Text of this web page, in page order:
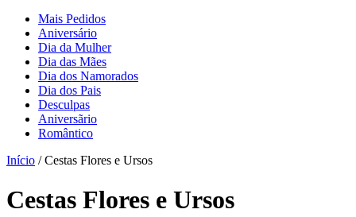
Mais Pedidos
Aniversário
Dia da Mulher
Dia das Mães
Dia dos Namorados
Dia dos Pais
Desculpas
Aniversãrio
Romântico
Início / Cestas Flores e Ursos
Cestas Flores e Ursos